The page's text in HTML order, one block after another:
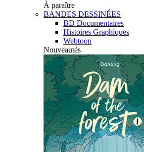
À paraître
BANDES DESSINÉES
BD Documentaires
Histoires Graphiques
Webtoon
Nouveautés